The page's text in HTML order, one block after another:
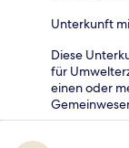
Unterkunft
Diese
für
einen oder